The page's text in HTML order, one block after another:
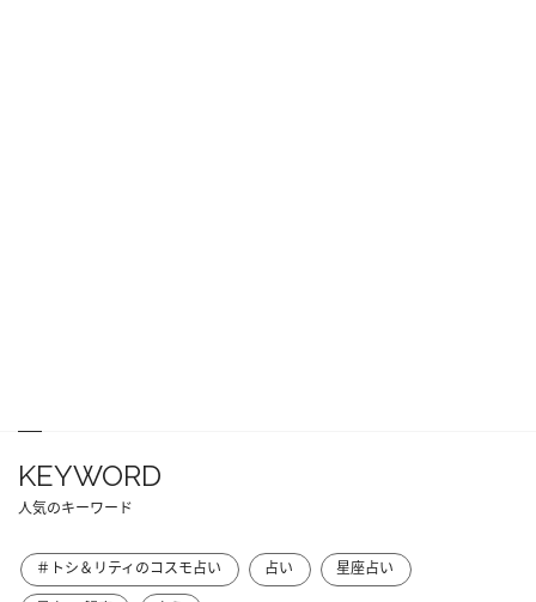
KEYWORD
人気のキーワード
＃トシ＆リティのコスモ占い 占い
星座占い